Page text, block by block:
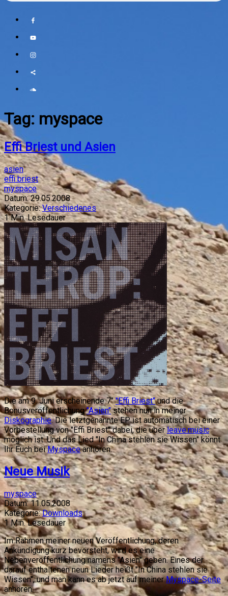
Tag: myspace
Effi Briest und Asien
asien
effi briest
myspace
Datum: 29.05.2008
Kategorie: Verschiedenes
1Min. Lesedauer
Die am 9. Juni erscheinende 7""Effi Briest"und die
Bonusveröffentlichung"Asien"stehen nun in meiner
Diskographie. Die letztgenannte EP ist automatisch bei einer
Vorbestellung von "Effi Briest" dabei, die überleave.music
möglich ist. Und das Lied "In China stehlen sie Wissen" könnt
Ihr Euch beiMyspaceanhören.
Neue Musik
myspace
Datum: 11.05.2008
Kategorie: Downloads
1Min. Lesedauer
Im Rahmen meiner neuen Veröffentlichung, deren
Ankündigung kurz bevorsteht, wird es eine
Nebenveröffentlichung namens "Asien" geben. Eines der
darauf enthaltenen neun Lieder heißt "In China stehlen sie
Wissen", und man kann es ab jetzt auf meinerMyspace-Seite
anhören.